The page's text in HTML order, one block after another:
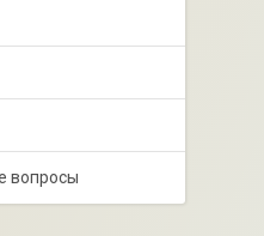
вопросы